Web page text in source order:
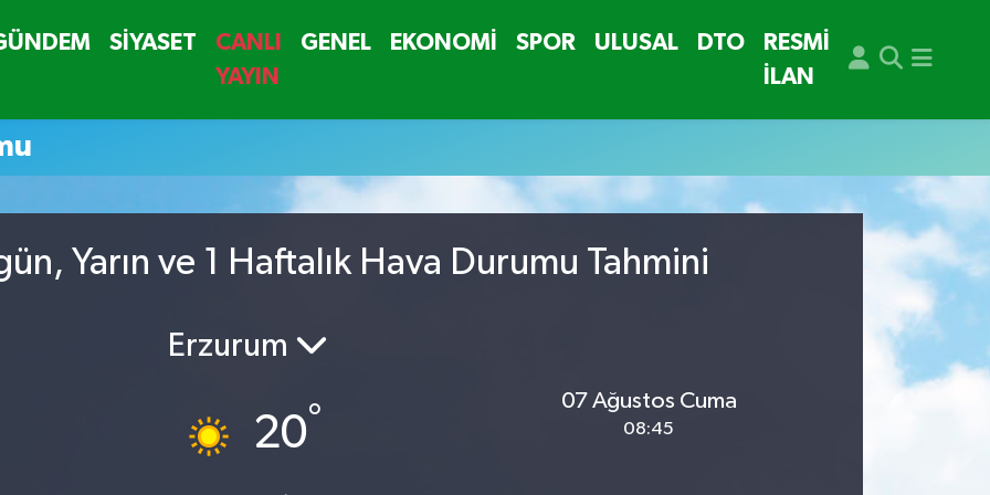
SİYASET
CANLI
YAYIN
GENEL EKONOMİ SPOR ULUSAL DTO
RESMİ
İLAN
Yarın ve 1 Haftalık Hava Durumu Tahmini
Erzurum
20°
07 Ağustos Cuma
08:45